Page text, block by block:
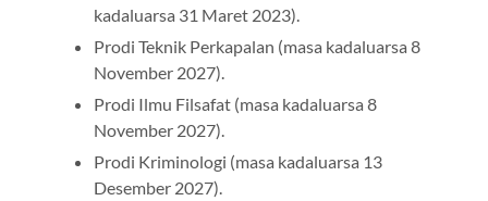
kadaluarsa 31 Maret 2023).
Prodi Teknik Perkapalan (masa kadaluarsa 8
November 2027).
Prodi Ilmu Filsafat (masa kadaluarsa 8
November 2027).
Prodi Kriminologi (masa kadaluarsa 13
Desember 2027).